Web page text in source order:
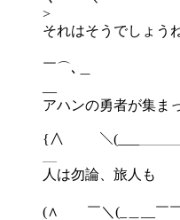
それはそうでしょう
八 圦 ト
￣⌒､＿
__
アハンの勇者が集ま
＼
{∧ ＼(___＿＿＿
＿ 安心
人は勿論、旅人も
ノ(
(∧ ￣＼